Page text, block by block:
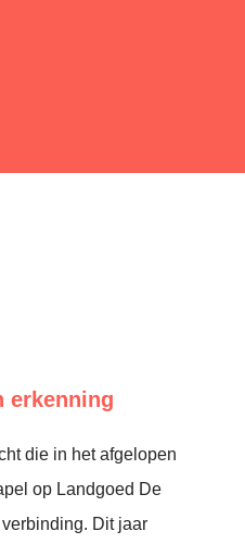
erkenning
die in het afgelopen
op Landgoed De
Dit jaar